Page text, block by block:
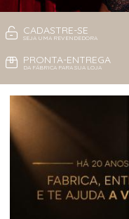
CADASTRE-SE
SEJA UMA REVENDEDORA
PRONTA-ENTREGA
DA FÁBRICA PARA SUA LOJA